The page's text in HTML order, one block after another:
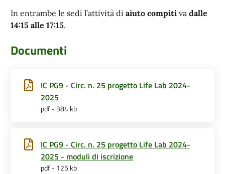
In entrambe le sedi l’attività di aiuto compiti va dalle
14:15 alle 17:15.
Documenti
IC PG9 - Circ. n. 25 progetto Life Lab 2024-
2025
pdf - 384 kb
IC PG9 - Circ. n. 25 progetto Life Lab 2024-
2025 - moduli di iscrizione
pdf - 125 kb